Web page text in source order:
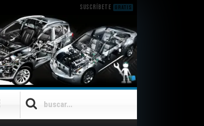
SUSCRÍBETE GRATIS